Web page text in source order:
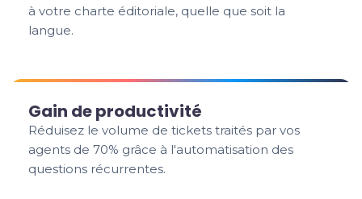
à votre charte éditoriale, quelle que soit la
langue.
Gain de productivité
Réduisez le volume de tickets traités par vos
agents de 70% grâce à l'automatisation des
questions récurrentes.